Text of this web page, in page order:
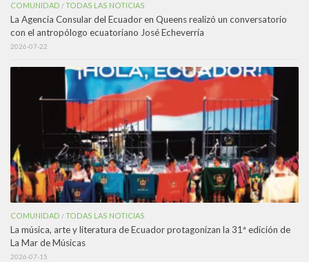
COMUNIDAD /TODAS LAS NOTICIAS
La Agencia Consular del Ecuador en Queens realizó un conversatorio
con el antropólogo ecuatoriano José Echeverría
2026-07-22
COMUNIDAD /TODAS LAS NOTICIAS
La música, arte y literatura de Ecuador protagonizan la 31ª edición de
La Mar de Músicas
2026-07-15